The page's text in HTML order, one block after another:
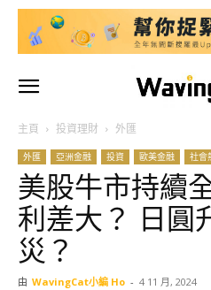
主頁 投資理財 外匯
外匯 亞洲金融 投資 歐美金融 社會
美股牛市持續
利差大？ 日圓
災？
由 WavingCat小編 Ho - 4 11 月, 2024